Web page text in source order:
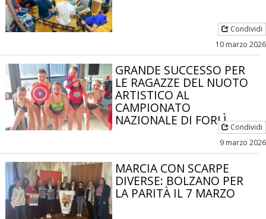
Condividi
10 marzo 2026
GRANDE SUCCESSO PER
LE RAGAZZE DEL NUOTO
ARTISTICO AL
CAMPIONATO
NAZIONALE DI FORLÌ Condividi
9 marzo 2026
MARCIA CON SCARPE
DIVERSE: BOLZANO PER
LA PARITÀ IL 7 MARZO